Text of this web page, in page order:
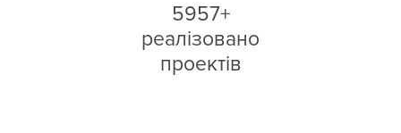
5957+
реалізовано
проектів